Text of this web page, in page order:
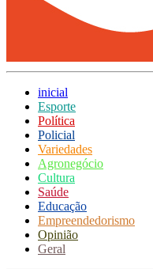
inicial
Esporte
Política
Policial
Variedades
Agronegócio
Cultura
Saúde
Educação
Empreendedorismo
Opinião
Geral